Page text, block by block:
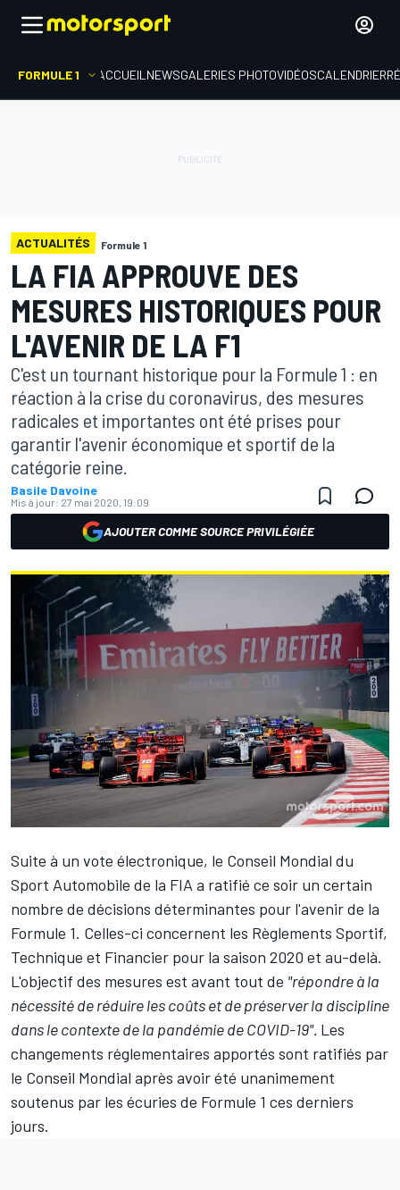
FORMULE 1 ACCUEIL NEWSGALERIES PHOTOVIDÉOSCALENDRIER
ACTUALITÉS Formule 1
LA FIA APPROUVE DES
MESURES HISTORIQUES POUR
L'AVENIR DE LA F1
C'est un tournant historique pour la Formule 1 : en
réaction à la crise du coronavirus, des mesures
radicales et importantes ont été prises pour
garantir l'avenir économique et sportif de la
catégorie reine.
Basile Davoine
Mis à jour: 27 mai 2020, 19:09
AJOUTER COMME SOURCE PRIVILÉGIÉE
Suite à un vote électronique, le Conseil Mondial du
Sport Automobile de la FIA a ratifié ce soir un certain
nombre de décisions déterminantes pour l'avenir de la
Formule 1. Celles-ci concernent les Règlements Sportif,
Technique et Financier pour la saison 2020 et au-delà.
L'objectif des mesures est avant tout de "répondre à la
nécessité de réduire les coûts et de préserver la discipline
dans le contexte de la pandémie de COVID-19". Les
changements réglementaires apportés sont ratifiés par
le Conseil Mondial après avoir été unanimement
soutenus par les écuries de Formule 1 ces derniers
jours.